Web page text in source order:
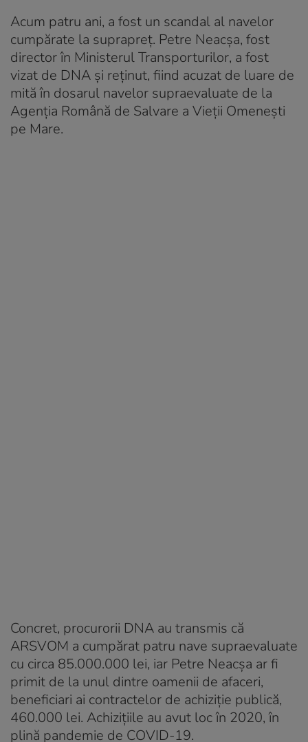
Acum patru ani, a fost un scandal al navelor
cumpărate la suprapreț. Petre Neacșa, fost
director în Ministerul Transporturilor, a fost
vizat de DNA și reținut, fiind acuzat de luare de
mită în dosarul navelor supraevaluate de la
Agenția Română de Salvare a Vieții Omenești
pe Mare.
Concret, procurorii DNA au transmis că
ARSVOM a cumpărat patru nave supraevaluate
cu circa 85.000.000 lei, iar Petre Neacșa ar fi
primit de la unul dintre oamenii de afaceri,
beneficiari ai contractelor de achiziție publică,
460.000 lei. Achizițiile au avut loc în 2020, în
plină pandemie de COVID-19.